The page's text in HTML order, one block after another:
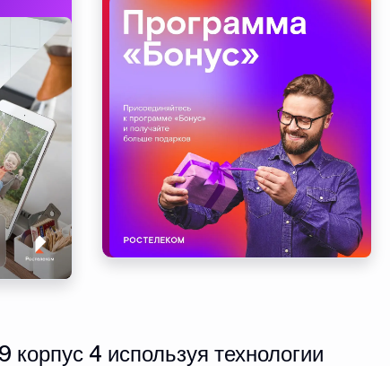
4 используя технологии